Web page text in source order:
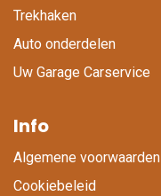
Trekhaken
Auto onderdelen
Uw Garage Carservice
Info
Algemene voorwaarden
Cookiebeleid